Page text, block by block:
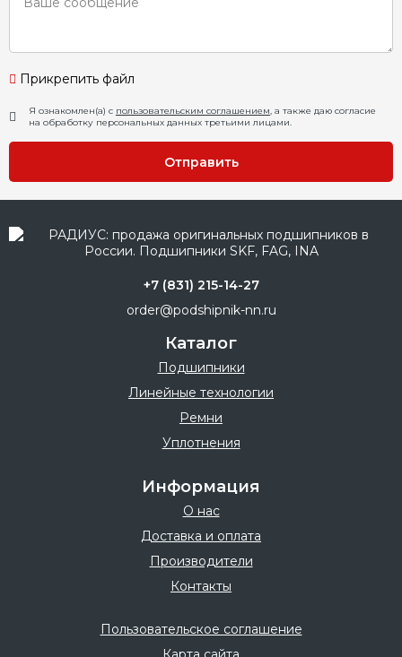
Прикрепить файл
Я ознакомлен(а) с пользовательским соглашением, а также даю согласие
на обработку персональных данных третьими лицами.
Отправить
+7 (831) 215-14-27
order@podshipnik-nn.ru
Каталог
Подшипники
Линейные технологии
Ремни
Уплотнения
Информация
О нас
Доставка и оплата
Производители
Контакты
Пользовательское соглашение